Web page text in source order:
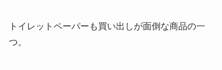
トイレットペーパーも買い出しが面倒な商品の一
つ。